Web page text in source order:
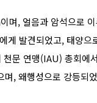
며, 얼음과 암석으로
발견되었고, 태양으
문 연맹(IAU) 총회에
며, 왜행성으로 강등되